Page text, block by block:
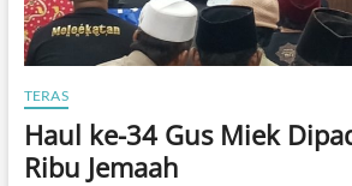
TERAS
​Haul ke-34 Gus Miek
Ribu Jemaah